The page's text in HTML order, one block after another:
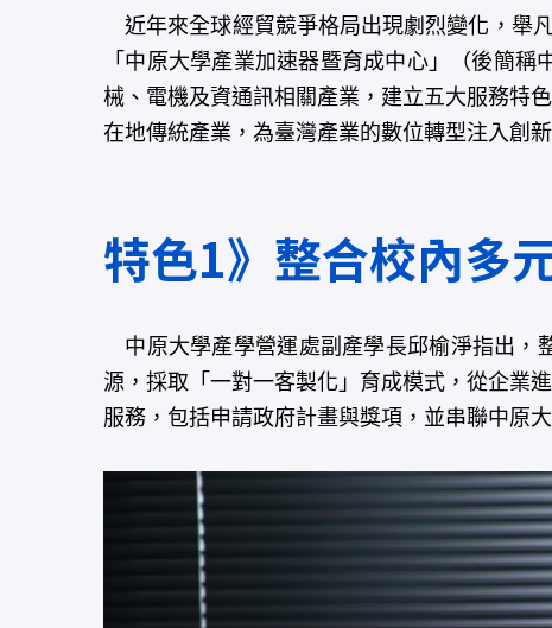
近年來全球經貿競爭格局出現劇烈變化，舉
「中原大學產業加速器暨育成中心」（後簡
械、電機及資通訊相關產業，建立五大服務特
在地傳統產業，為臺灣產業的數位轉型注入創新
特色1》整合校內多
中原大學產學營運處副產學長邱榆淨指出，
源，採取「一對一客製化」育成模式，從企業
服務，包括申請政府計畫與獎項，並串聯中原